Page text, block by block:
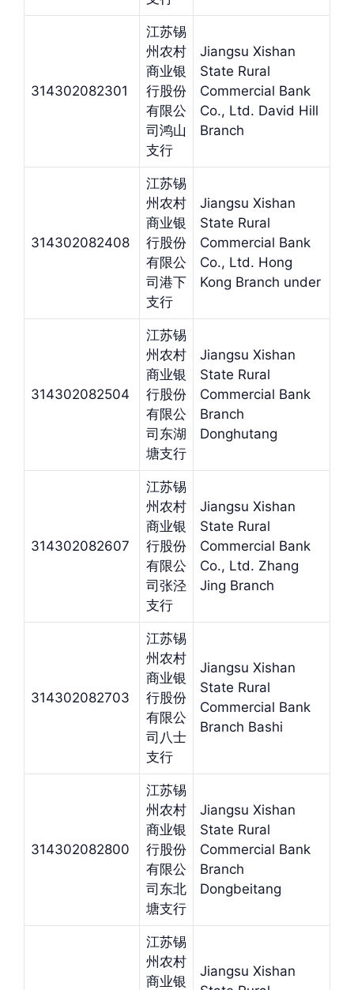
314302082301
江苏锡
州农村
商业银
行股份
有限公
司鸿山
支行
Jiangsu Xishan
State Rural
Commercial Bank
Co., Ltd. David Hill
Branch
314302082408
江苏锡
州农村
商业银
行股份
有限公
司港下
支行
Jiangsu Xishan
State Rural
Commercial Bank
Co., Ltd. Hong
Kong Branch under
314302082504
江苏锡
州农村
商业银
行股份
有限公
司东湖
塘支行
Jiangsu Xishan
State Rural
Commercial Bank
Branch
Donghutang
314302082607
江苏锡
州农村
商业银
行股份
有限公
司张泾
支行
Jiangsu Xishan
State Rural
Commercial Bank
Co., Ltd. Zhang
Jing Branch
314302082703
江苏锡
州农村
商业银
行股份
有限公
司八士
支行
Jiangsu Xishan
State Rural
Commercial Bank
Branch Bashi
314302082800
江苏锡
州农村
商业银
行股份
有限公
司东北
塘支行
Jiangsu Xishan
State Rural
Commercial Bank
Branch
Dongbeitang
江苏锡
州农村
商业银
Jiangsu Xishan